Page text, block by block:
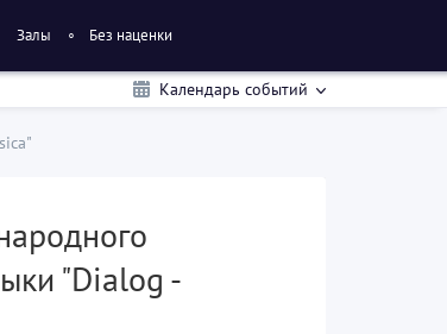
Залы Без наценки
Календарь событий
"Dialog -